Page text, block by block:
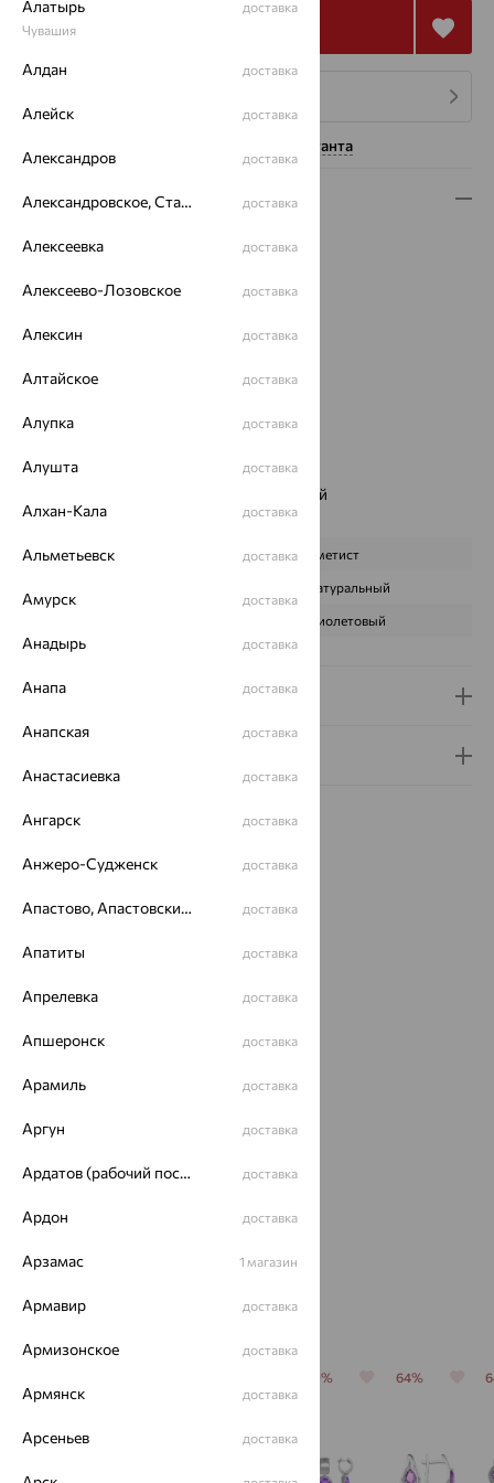
Нужна помощь консультанта
Описание
Вид изделия:
Металл:Серебро
Страна происхождения:
РОССИЯ
Тип серег:
с подвесным элементом
Вес металла:
Фиолетовый
Характеристика вставки:
ВИД КАМНЯ Аметист
Натуральный
Фиолетовый
Доставка и оплата
Идеальный комплект
Кольцо,
серебро,
1 948
Похожие изделия
70% 64%
Алатырь
Чувашия
доставка
Алдан доставка
Алейск доставка
Александров доставка
Александровское, Ставропольский край доставка
Алексеевка доставка
Алексеево-Лозовское доставка
Алексин доставка
Алтайское доставка
Алупка доставка
Алушта доставка
Алхан-Кала доставка
Альметьевск доставка
Амурск доставка
Анадырь доставка
Анапа доставка
Анапская доставка
Анастасиевка доставка
Ангарск доставка
Анжеро-Судженск доставка
Апастово, Апастовский район доставка
Апатиты доставка
Апрелевка доставка
Апшеронск доставка
Арамиль доставка
Аргун доставка
Ардатов (рабочий поселок) доставка
Ардон доставка
Арзамас 1 магазин
Армавир доставка
Армизонское доставка
Армянск доставка
Арсеньев доставка